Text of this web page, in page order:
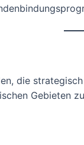
die
Gebieten